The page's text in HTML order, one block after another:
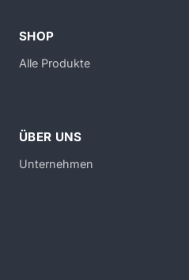
SHOP
Alle Produkte
ÜBER UNS
Unternehmen